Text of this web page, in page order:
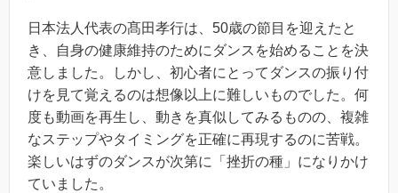
日本法人代表の髙田孝行は、50歳の節目を迎えたと
き、自身の健康維持のためにダンスを始めることを決
意しました。しかし、初心者にとってダンスの振り付
けを見て覚えるのは想像以上に難しいものでした。何
度も動画を再生し、動きを真似してみるものの、複雑
なステップやタイミングを正確に再現するのに苦戦。
楽しいはずのダンスが次第に「挫折の種」になりかけ
ていました。